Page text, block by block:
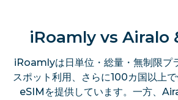
iRoamly vs Airalo
iRoamlyは日単位・総量・無制限プ
スポット利用、さらに100カ国以上
eSIMを提供しています。一方、